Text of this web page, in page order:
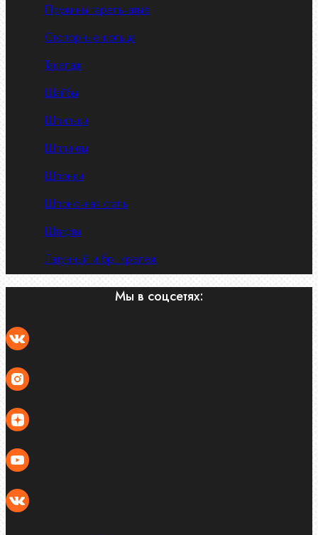
Пружины тарельчатые
Стопорные кольца
Такелаж
Шайбы
Шпильки
Шплинты
Шпонки
Шпоночная сталь
Штифты
Латунный и бр. крепеж
Мы в соцсетях: